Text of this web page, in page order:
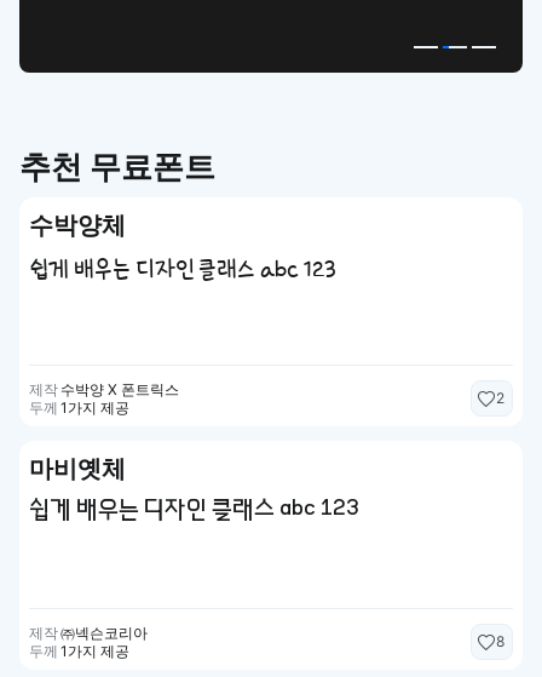
추천 무료폰트
수박양체
쉽게 배우는 디자인 클래스 abc 123
제작 수박양 X 폰트릭스
두께 1가지 제공
2
마비옛체
쉽게 배우는 디자인 클래스 abc 123
제작㈜넥슨코리아
두께 1가지 제공
8